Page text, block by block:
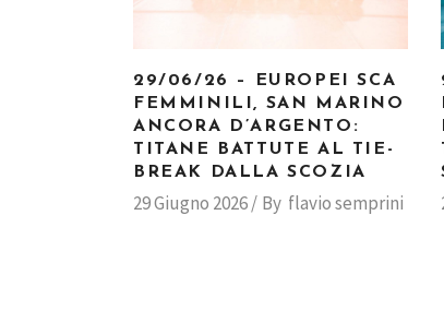
29/06/26 – EUROPEI SCA
FEMMINILI, SAN MARINO
ANCORA D’ARGENTO:
TITANE BATTUTE AL TIE-
BREAK DALLA SCOZIA
29 Giugno 2026 By flavio semprini